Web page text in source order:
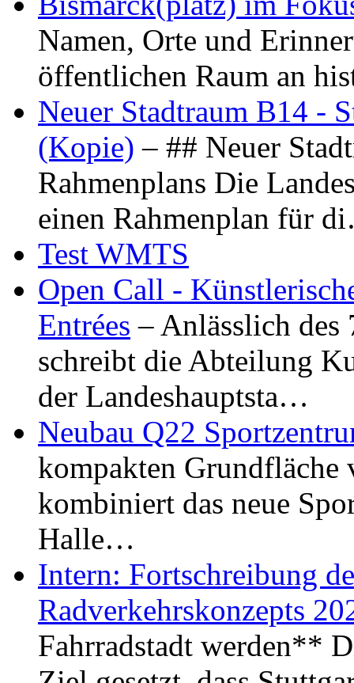
Namen, Orte und
öffentlichen Raum an
Neuer Stadtraum B14 -
(Kopie) – ## Neuer
Rahmenplans Die
einen Rahmenplan für
Test WMTS
Open Call -
Entrées – Anlässlich
schreibt die Abteilung
der Landeshauptsta…
Neubau Q22
kompakten Grundfläche
kombiniert das neue
Halle…
Intern: Fortschreibung
Radverkehrskonzepts
Fahrradstadt werden**